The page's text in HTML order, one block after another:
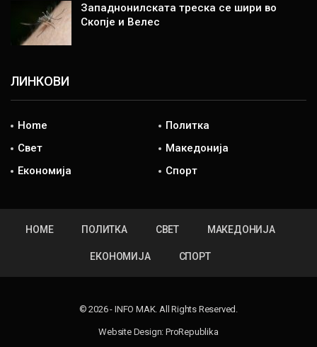
Западнонилската треска се шири во
Скопје и Велес
ЛИНКОВИ
Home
Политка
Свет
Македонија
Економија
Спорт
HOME ПОЛИТКА СВЕТ МАКЕДОНИЈА
ЕКОНОМИЈА СПОРТ
© 2026 - INFO MAK. All Rights Reserved.
Website Design:ProRepublika